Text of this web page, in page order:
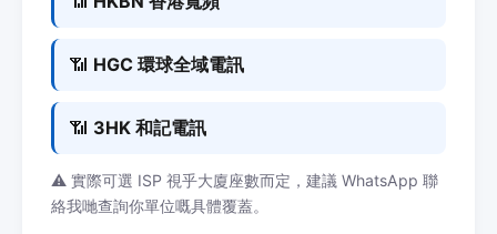
📶 HGC 環球全域電訊
📶 3HK 和記電訊
⚠️ 實際可選 ISP 視乎大廈座數而定，建議 WhatsApp 聯
絡我哋查詢你單位嘅具體覆蓋。